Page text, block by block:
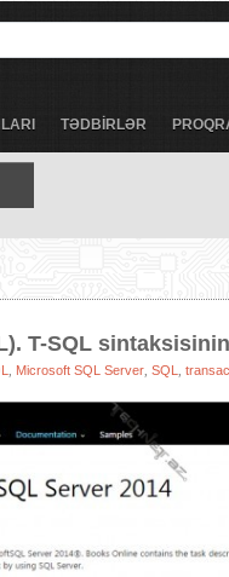
TƏDBİRLƏR
T-SQL
Microsoft SQL Server SQL